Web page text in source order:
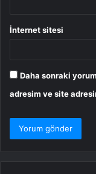
İnternet sitesi
Daha sonraki
adresim ve site